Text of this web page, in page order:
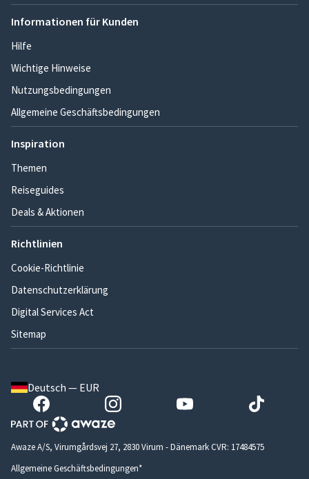
Informationen für Kunden
Hilfe
Wichtige Hinweise
Nutzungsbedingungen
Allgemeine Geschäftsbedingungen
Inspiration
Themen
Reiseguides
Deals & Aktionen
Richtlinien
Cookie-Richtlinie
Datenschutzerklärung
Digital Services Act
Sitemap
Deutsch — EUR
Awaze A/S, Virumgårdsvej 27, 2830 Virum - Dänemark CVR: 17484575
Allgemeine Geschäftsbedingungen*